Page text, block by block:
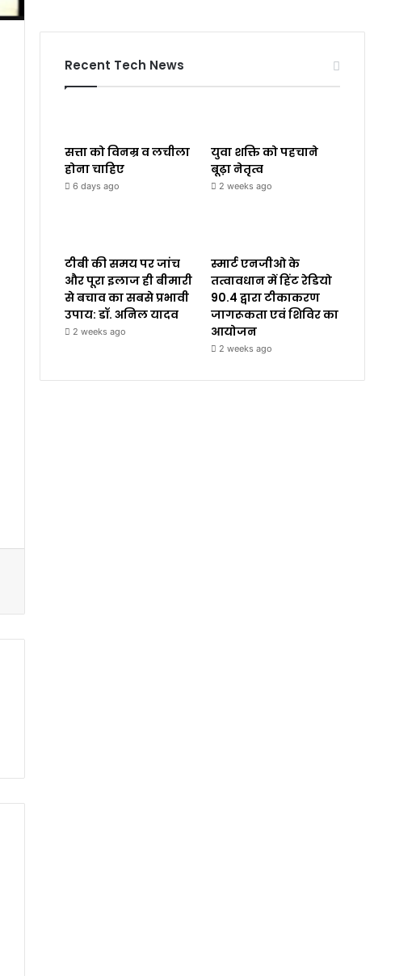
Recent Tech News
सत्ता को विनम्र व लचीला
होना चाहिए
6 days ago
युवा शक्ति को पहचाने
बूढ़ा नेतृत्व
2 weeks ago
टीबी की समय पर जांच
और पूरा इलाज ही बीमारी
से बचाव का सबसे प्रभावी
उपाय: डॉ. अनिल यादव
2 weeks ago
स्मार्ट एनजीओ के
तत्वावधान में हिंट रेडियो
90.4 द्वारा टीकाकरण
जागरूकता एवं शिविर का
आयोजन
2 weeks ago